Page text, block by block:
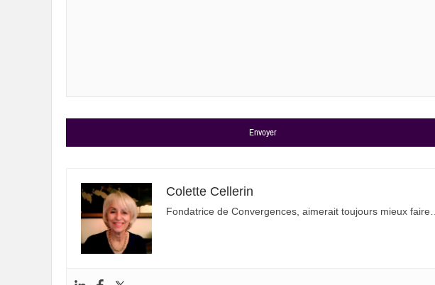
Colette Cellerin
Fondatrice de Convergences, aimerait toujours mieux faire…